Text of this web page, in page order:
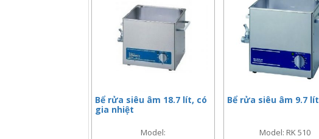
Bể rửa siêu âm 18.7 lít, có
gia nhiệt
Model:
Bể rửa siêu âm 9.7 lít
Model: RK 510